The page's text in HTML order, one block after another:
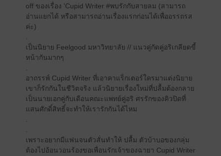
off ของเรื่อง 'Cupid Writer #พบรักกับสายลม (สามารถ
อ่านแยกได้ หรือสามารถอ่านเรื่องแรกก่อนได้เพื่ออรรถรส
ค่ะ)
เป็นนิยาย Feelgood มหาวิทยาลัย // แนวคู่กัดคู่อริเกลียดขี้
หน้ากันมากๆ
อาถรรพ์ Cupid Writer ที่เอาคาแร็กเตอร์ใครมาแต่งนิยาย
เขาก็รักกันในชีวิตจริง แล้วนิยายเรื่องใหม่ที่ปลื้มต้องกลาย
เป็นนายเอกคู่กับเดือนคณะแพทย์คู่อริ ศรรักของคิวปิดที่
แสนศักดิ์สิทธิ์จะทำให้เรารักกันได้ไหม
เพราะอยากมีแฟนจนตัวสั่นทำให้ ปลื้ม ตัวบ้าบอของกลุ่ม
ต้องไปอ้อนวอนร้องขอเพื่อนรักเจ้าของฉายา Cupid Writer